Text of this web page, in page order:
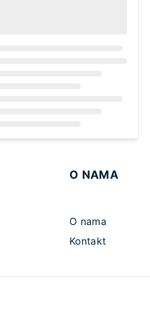
O NAMA
O nama
Kontakt